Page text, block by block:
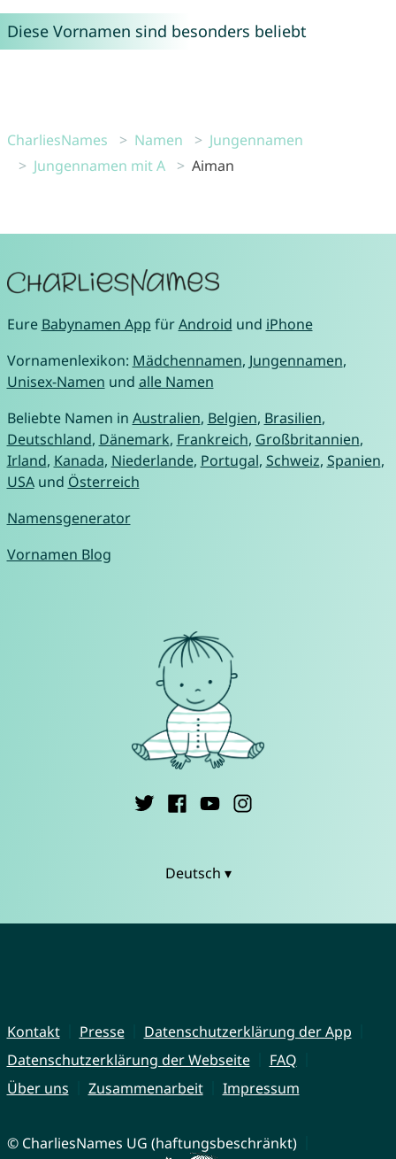
Diese Vornamen sind besonders beliebt
CharliesNames Namen
Jungennamen
Jungennamen mit A
Aiman
Eure Babynamen App fürAndroid und iPhone
Vornamenlexikon: Mädchennamen, Jungennamen,
Unisex-Namen und alle Namen
Beliebte Namen in Australien, Belgien, Brasilien,
Deutschland, Dänemark, Frankreich, Großbritannien,
Irland, Kanada, Niederlande, Portugal, Schweiz, Spanien,
USAund Österreich
Namensgenerator
Vornamen Blog
Deutsch ▾
Kontakt Presse
Datenschutzerklärung der App
Datenschutzerklärung der Webseite
FAQ
Über uns
Zusammenarbeit Impressum
© CharliesNames UG (haftungsbeschränkt)